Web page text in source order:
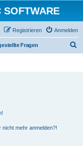
SOFTWARE
Anmelden
Registrieren
Fragen
mehr anmelden?!